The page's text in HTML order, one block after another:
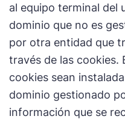
al equipo terminal del
dominio que no es
por otra entidad que
través de las cookies.
cookies sean
dominio gestionado
información que se